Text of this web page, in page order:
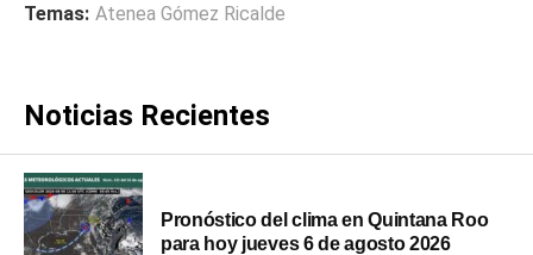
Temas: Atenea Gómez Ricalde
Noticias Recientes
Pronóstico del clima en Quintana Roo
para hoy jueves 6 de agosto 2026